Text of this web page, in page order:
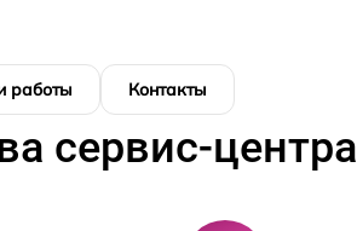
работы Контакты
сервис-центра